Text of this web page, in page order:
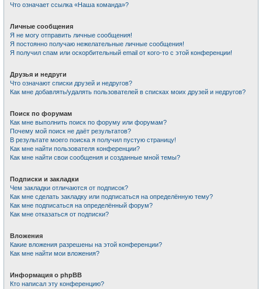
Что означает ссылка «Наша команда»?
Личные сообщения
Я не могу отправить личные сообщения!
Я постоянно получаю нежелательные личные сообщения!
Я получил спам или оскорбительный email от кого-то с этой конференции!
Друзья и недруги
Что означают списки друзей и недругов?
Как мне добавлять/удалять пользователей в списках моих друзей и недругов?
Поиск по форумам
Как мне выполнить поиск по форуму или форумам?
Почему мой поиск не даёт результатов?
В результате моего поиска я получил пустую страницу!
Как мне найти пользователя конференции?
Как мне найти свои сообщения и созданные мной темы?
Подписки и закладки
Чем закладки отличаются от подписок?
Как мне сделать закладку или подписаться на определённую тему?
Как мне подписаться на определённый форум?
Как мне отказаться от подписки?
Вложения
Какие вложения разрешены на этой конференции?
Как мне найти мои вложения?
Информация о phpBB
Кто написал эту конференцию?